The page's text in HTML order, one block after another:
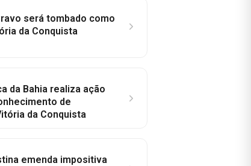
será tombado como
da Conquista
da Bahia realiza ação
de
da Conquista
emenda impositiva